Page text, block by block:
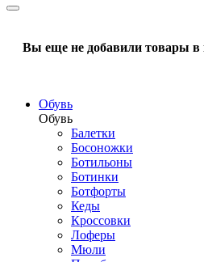
Вы еще не добавили товары в
Обувь
Обувь
Балетки
Босоножки
Ботильоны
Ботинки
Ботфорты
Кеды
Кроссовки
Лоферы
Мюли